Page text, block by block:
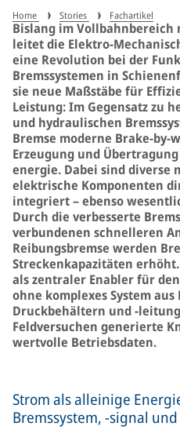
Home Stories Fachartikel
Bislang im Vollbahnbereich
leitet die Elektro-
eine Revolution bei der
Bremssystemen in
sie neue Maßstäbe für
Leistung: Im Gegensatz zu
und hydraulischen
Bremse moderne Brake-by-
Erzeugung und
energie. Dabei sind diverse
elektrische Komponenten
integriert – ebenso
Durch die verbesserte
verbundenen schnelleren
Reibungsbremse werden
Streckenkapazitäten
als zentraler Enabler für
ohne komplexes System aus
Druckbehältern und -
Feldversuchen generierte
wertvolle Betriebsdaten.
Strom als alleinige
Bremssystem, -signal